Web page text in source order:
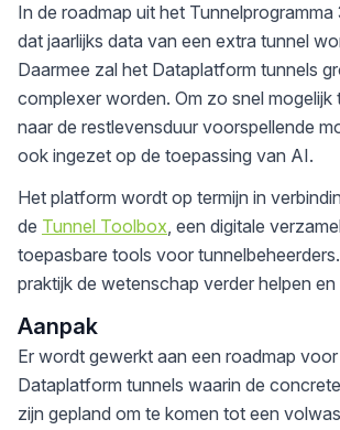
In de roadmap uit het
dat jaarlijks data van een extra tunnel
Daarmee zal het Dataplatform tunnels
complexer worden. Om zo snel mogelijk
naar de restlevensduur voorspellende
ook ingezet op de toepassing van AI.
Het platform wordt op termijn in
de Tunnel Toolbox, een digitale
toepasbare tools voor
praktijk de wetenschap verder helpen
Aanpak
Er wordt gewerkt aan een roadmap
Dataplatform tunnels waarin de
zijn gepland om te komen tot een